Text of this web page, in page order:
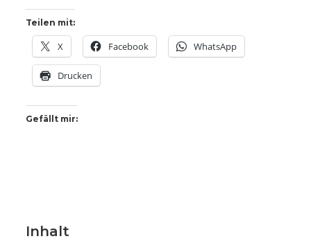
Teilen mit:
X Facebook WhatsApp
Drucken
Gefällt mir:
Inhalt